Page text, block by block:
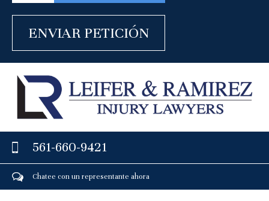
561-660-9421
Chatee con un representante ahora